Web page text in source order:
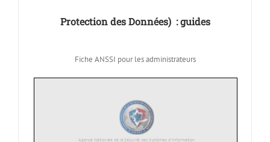
Protection des Données) : guides
Fiche ANSSI pour les administrateurs